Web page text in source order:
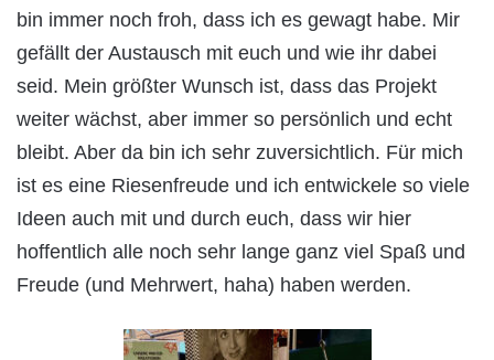
bin immer noch froh, dass ich es gewagt habe. Mir
gefällt der Austausch mit euch und wie ihr dabei
seid. Mein größter Wunsch ist, dass das Projekt
weiter wächst, aber immer so persönlich und echt
bleibt. Aber da bin ich sehr zuversichtlich. Für mich
ist es eine Riesenfreude und ich entwickele so viele
Ideen auch mit und durch euch, dass wir hier
hoffentlich alle noch sehr lange ganz viel Spaß und
Freude (und Mehrwert, haha) haben werden.